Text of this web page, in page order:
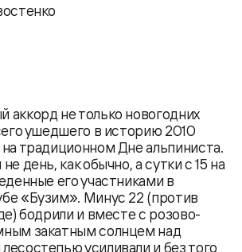
аккорд не только новогодних
ушедшего в историю 2010
на традиционном Дне альпиниста.
день, как обычно, а сутки с 15 на
его участниками в
«Бузим». Минус 22 (против
бодрили и вместе с розово-
закатным солнцем над
усиливали и без того